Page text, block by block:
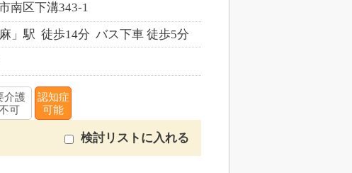
南区下溝343-1
」駅 徒歩14分 バス下車 徒歩5分
介護
可
認知症
可能
検討リストに入れる